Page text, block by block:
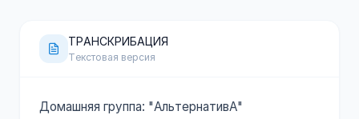
ТРАНСКРИБАЦИЯ
Текстовая версия
Домашняя группа: "АльтернативА"